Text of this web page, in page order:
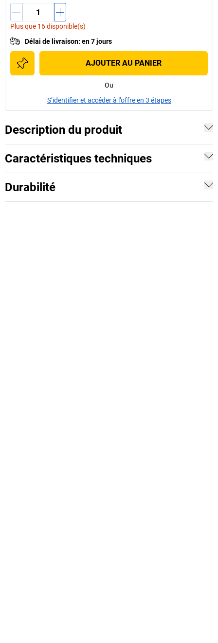
Plus que 16 disponible(s)
Délai de livraison: en 7 jours
AJOUTER AU PANIER
Ou
S’identifier et accéder à l’offre en 3 étapes
Description du produit
Caractéristiques techniques
Durabilité